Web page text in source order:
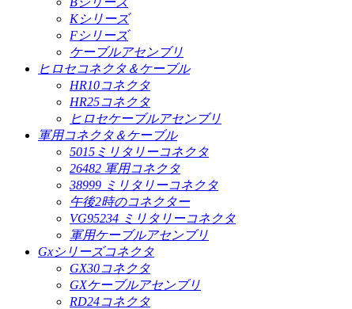
Kシリーズ
Fシリーズ
ケーブルアセンブリ
ヒロセコネクタ＆ケーブル
HR10コネクタ
HR25コネクタ
ヒロセケーブルアセンブリ
軍用コネクタ＆ケーブル
5015ミリタリーコネクタ
26482 軍用コネクタ
38999 ミリタリーコネクタ
午後2時のコネクター
VG95234 ミリタリーコネクタ
軍用ケーブルアセンブリ
Gxシリーズコネクタ
GX30コネクタ
GXケーブルアセンブリ
RD24コネクタ